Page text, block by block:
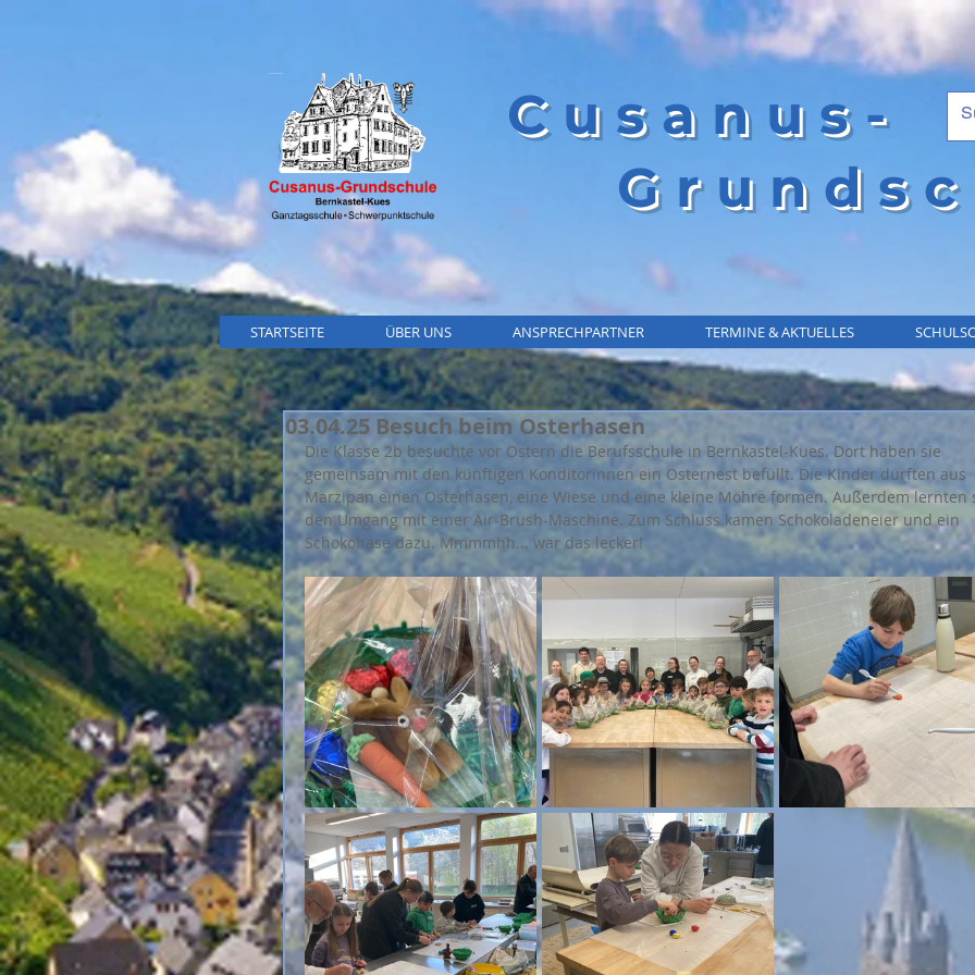
Cusanus-
STARTSEITE ÜBER UNS ANSPRECHPARTNER TERMINE & AKTUELLES
03.04.25 Besuch beim Osterhasen
Die Klasse 2b besuchte vor Ostern die Berufsschule in Bernkastel-Kues. Dort haben sie
gemeinsam mit den künftigen Konditorinnen ein Osternest befüllt. Die Kinder durften aus
Marzipan einen Osterhasen, eine Wiese und eine kleine Möhre formen. Außerdem lernten
den Umgang mit einer Air-Brush-Maschine. Zum Schluss kamen Schokoladeneier und ein
Schokohase dazu. Mmmmhh... war das lecker!